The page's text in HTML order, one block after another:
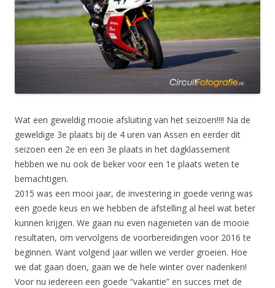
Wat een geweldig mooie afsluiting van het seizoen!!!! Na de
geweldige 3e plaats bij de 4 uren van Assen en eerder dit
seizoen een 2e en een 3e plaats in het dagklassement
hebben we nu ook de beker voor een 1e plaats weten te
bemachtigen.
2015 was een mooi jaar, de investering in goede vering was
een goede keus en we hebben de afstelling al heel wat beter
kunnen krijgen. We gaan nu even nagenieten van de mooie
resultaten, om vervolgens de voorbereidingen voor 2016 te
beginnen. Want volgend jaar willen we verder groeien. Hoe
we dat gaan doen, gaan we de hele winter over nadenken!
Voor nu iedereen een goede “vakantie” en succes met de